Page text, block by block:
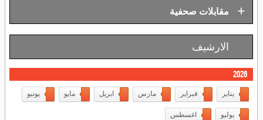
مقابلات صحفية +
الارشيف
2026
يناير فبراير مارس ابريل مايو يونيو
يوليو اغسطس